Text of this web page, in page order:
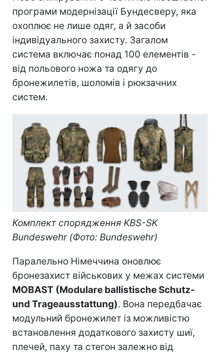
програми модернізації Бундесверу, яка
охоплює не лише одяг, а й засоби
індивідуального захисту. Загалом
система включає понад 100 елементів -
від польового ножа та одягу до
бронежилетів, шоломів і рюкзачних
систем.
Комплект спорядження KBS-SK
Bundeswehr (Фото: Bundeswehr)
Паралельно Німеччина оновлює
бронезахист військових у межах системи
MOBAST (Modulare ballistische Schutz-
und Trageausstattung). Вона передбачає
модульний бронежилет із можливістю
встановлення додаткового захисту шиї,
плечей, паху та стегон залежно від